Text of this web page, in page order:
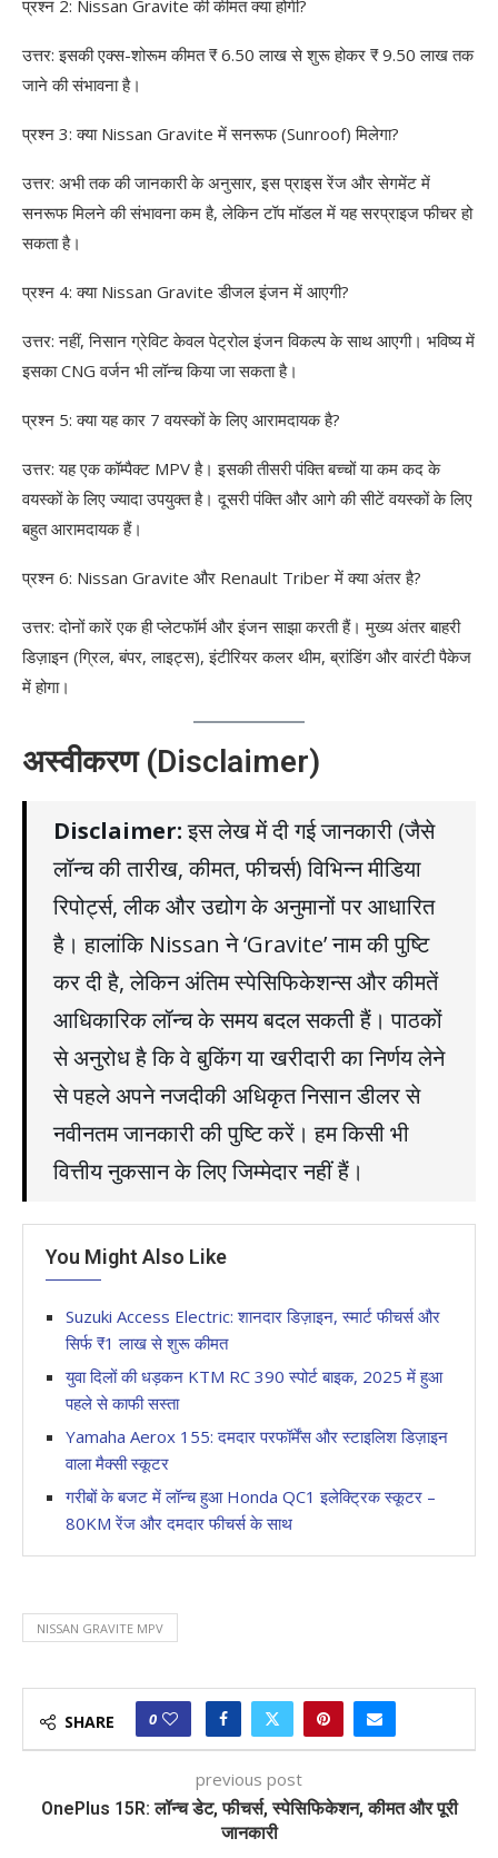
प्रश्न 2: Nissan Gravite की कीमत क्या होगी?
उत्तर: इसकी एक्स-शोरूम कीमत ₹ 6.50 लाख से शुरू होकर ₹ 9.50 लाख तक
जाने की संभावना है।
प्रश्न 3: क्या Nissan Gravite में सनरूफ (Sunroof) मिलेगा?
उत्तर: अभी तक की जानकारी के अनुसार, इस प्राइस रेंज और सेगमेंट में
सनरूफ मिलने की संभावना कम है, लेकिन टॉप मॉडल में यह सरप्राइज फीचर हो
सकता है।
प्रश्न 4: क्या Nissan Gravite डीजल इंजन में आएगी?
उत्तर: नहीं, निसान ग्रेविट केवल पेट्रोल इंजन विकल्प के साथ आएगी। भविष्य में
इसका CNG वर्जन भी लॉन्च किया जा सकता है।
प्रश्न 5: क्या यह कार 7 वयस्कों के लिए आरामदायक है?
उत्तर: यह एक कॉम्पैक्ट MPV है। इसकी तीसरी पंक्ति बच्चों या कम कद के
वयस्कों के लिए ज्यादा उपयुक्त है। दूसरी पंक्ति और आगे की सीटें वयस्कों के लिए
बहुत आरामदायक हैं।
प्रश्न 6: Nissan Gravite और Renault Triber में क्या अंतर है?
उत्तर: दोनों कारें एक ही प्लेटफॉर्म और इंजन साझा करती हैं। मुख्य अंतर बाहरी
डिज़ाइन (ग्रिल, बंपर, लाइट्स), इंटीरियर कलर थीम, ब्रांडिंग और वारंटी पैकेज
में होगा।
अस्वीकरण (Disclaimer)
Disclaimer:इस लेख में दी गई जानकारी (जैसे
लॉन्च की तारीख, कीमत, फीचर्स) विभिन्न मीडिया
रिपोर्ट्स, लीक और उद्योग के अनुमानों पर आधारित
है। हालांकि Nissan ने ‘Gravite’ नाम की पुष्टि
कर दी है, लेकिन अंतिम स्पेसिफिकेशन्स और कीमतें
आधिकारिक लॉन्च के समय बदल सकती हैं। पाठकों
से अनुरोध है कि वे बुकिंग या खरीदारी का निर्णय लेने
से पहले अपने नजदीकी अधिकृत निसान डीलर से
नवीनतम जानकारी की पुष्टि करें। हम किसी भी
वित्तीय नुकसान के लिए जिम्मेदार नहीं हैं।
You Might Also Like
Suzuki Access Electric: शानदार डिज़ाइन, स्मार्ट फीचर्स और
सिर्फ ₹1 लाख से शुरू कीमत
युवा दिलों की धड़कन KTM RC 390 स्पोर्ट बाइक, 2025 में हुआ
पहले से काफी सस्ता
Yamaha Aerox 155: दमदार परफॉर्मेंस और स्टाइलिश डिज़ाइन
वाला मैक्सी स्कूटर
गरीबों के बजट में लॉन्च हुआ Honda QC1 इलेक्ट्रिक स्कूटर –
80KM रेंज और दमदार फीचर्स के साथ
NISSAN GRAVITE MPV
SHARE 0
previous post
OnePlus 15R: लॉन्च डेट, फीचर्स, स्पेसिफिकेशन, कीमत और पूरी
जानकारी